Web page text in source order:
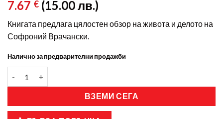
7.67 € (15.00 лв.)
Книгата предлага цялостен обзор на живота и делото на
Софроний Врачански.
Налично за предварителни продажби
ВЗЕМИ СЕГА